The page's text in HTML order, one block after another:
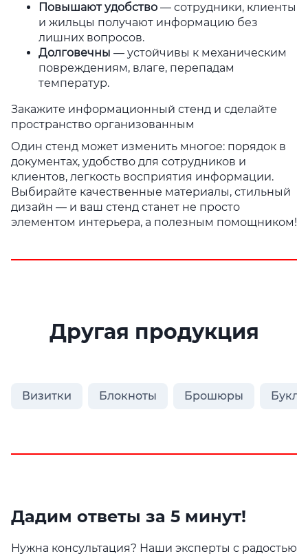
Повышают удобство — сотрудники, клиенты
и жильцы получают информацию без
лишних вопросов.
Долговечны — устойчивы к механическим
повреждениям, влаге, перепадам
температур.
Закажите информационный стенд и сделайте
пространство организованным
Один стенд может изменить многое: порядок в
документах, удобство для сотрудников и
клиентов, легкость восприятия информации.
Выбирайте качественные материалы, стильный
дизайн — и ваш стенд станет не просто
элементом интерьера, а полезным помощником!
Другая продукция
Визитки Блокноты Брошюры
Дадим ответы за 5 минут!
Нужна консультация? Наши эксперты с радостью